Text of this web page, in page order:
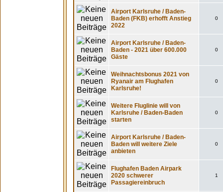
Airport Karlsruhe / Baden-
Baden (FKB) erhofft Anstieg
2022
0
Airport Karlsruhe / Baden-
Baden - 2021 über 600.000
Gäste
0
Weihnachtsbonus 2021 von
Ryanair am Flughafen
Karlsruhe!
0
Weitere Fluglinie will von
Karlsruhe / Baden-Baden
starten
0
Airport Karlsruhe / Baden-
Baden will weitere Ziele
anbieten
0
Flughafen Baden Airpark
2020 schwerer
Passagiereinbruch
1